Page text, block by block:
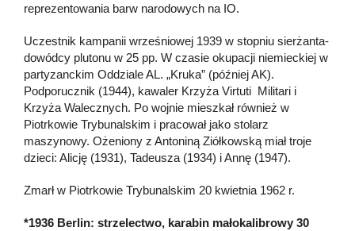
reprezentowania barw narodowych na IO.
Uczestnik kampanii wrześniowej 1939 w stopniu sierżanta-
dowódcy plutonu w 25 pp. W czasie okupacji niemieckiej w
partyzanckim Oddziale AL. „Kruka” (później AK).
Podporucznik (1944), kawaler Krzyża Virtuti Militari i
Krzyża Walecznych. Po wojnie mieszkał również w
Piotrkowie Trybunalskim i pracował jako stolarz
maszynowy. Ożeniony z Antoniną Ziółkowską miał troje
dzieci: Alicję (1931), Tadeusza (1934) i Annę (1947).
Zmarł w Piotrkowie Trybunalskim 20 kwietnia 1962 r.
*1936 Berlin: strzelectwo, karabin małokalibrowy 30